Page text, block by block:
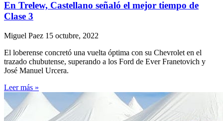
En Trelew, Castellano señaló el mejor tiempo de
Clase 3
Miguel Paez 15 octubre, 2022
El loberense concretó una vuelta óptima con su Chevrolet en el
trazado chubutense, superando a los Ford de Ever Franetovich y
José Manuel Urcera.
Leer más »